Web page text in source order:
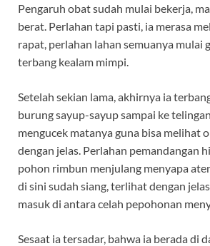
Pengaruh obat sudah mulai bekerja,
berat. Perlahan tapi pasti, ia merasa
rapat, perlahan lahan semuanya mulai
terbang kealam mimpi.
Setelah sekian lama, akhirnya ia
burung sayup-sayup sampai ke
mengucek matanya guna bisa melihat
dengan jelas. Perlahan pemandangan
pohon rimbun menjulang menyapa
di sini sudah siang, terlihat dengan
masuk di antara celah pepohonan
Sesaat ia tersadar, bahwa ia berada di